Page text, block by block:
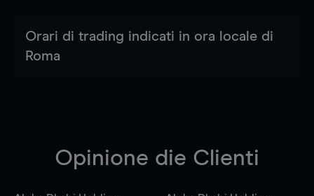
Orari di trading indicati in ora locale di
Roma
Opinione die Clienti